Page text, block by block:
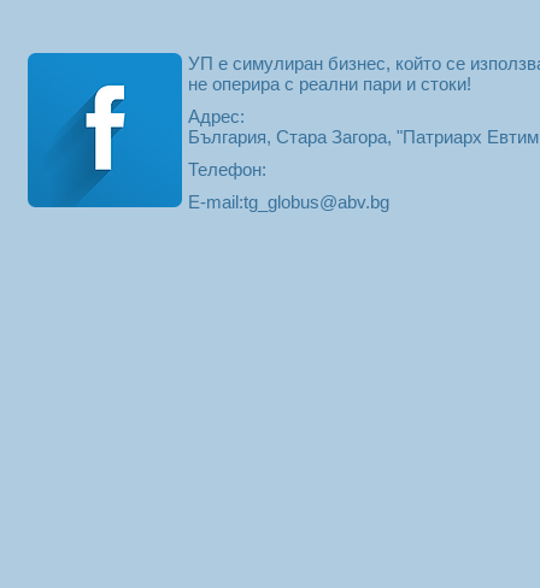
УП е симулиран бизнес, който се
не оперира с реални пари и стоки!
Адрес:
България, Стара Загора, "Патриарх
Телефон:
E-mail:tg_globus@abv.bg